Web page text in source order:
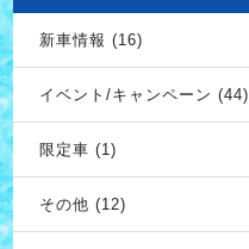
新車情報 (16)
イベント/キャンペーン (44)
限定車 (1)
その他 (12)